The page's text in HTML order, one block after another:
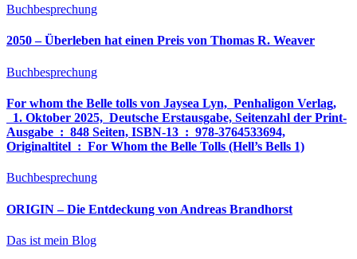
Buchbesprechung
2050 – Überleben hat einen Preis von Thomas R. Weaver
Buchbesprechung
For whom the Belle tolls von Jaysea Lyn, ‎ Penhaligon Verlag,
‎ 1. Oktober 2025, ‎ Deutsche Erstausgabe, Seitenzahl der Print-
Ausgabe ‏ : ‎ 848 Seiten, ISBN-13 ‏ : ‎ 978-3764533694,
Originaltitel ‏ : ‎ For Whom the Belle Tolls (Hell’s Bells 1)
Buchbesprechung
ORIGIN – Die Entdeckung von Andreas Brandhorst
Das ist mein Blog